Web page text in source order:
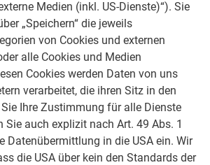
Medien (inkl. US-Dienste)“). Sie
„Speichern“ die jeweils
von Cookies und externen
alle Cookies und Medien
Cookies werden Daten von uns
verarbeitet, die ihren Sitz in den
Sie Ihre Zustimmung für alle Dienste
Sie auch explizit nach Art. 49 Abs. 1
Datenübermittlung in die USA ein. Wir
die USA über kein den Standards der
aus Innsbruck